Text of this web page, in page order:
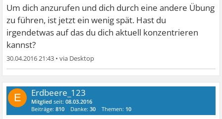
Um dich anzurufen und dich durch eine andere Übung
zu führen, ist jetzt ein wenig spät. Hast du
irgendetwas auf das du dich aktuell konzentrieren
kannst?
30.04.2016 21:43 •
E Erdbeere_123
Mitglied seit:08.03.2016
Beiträge:810 Danke:30 Themen: 10